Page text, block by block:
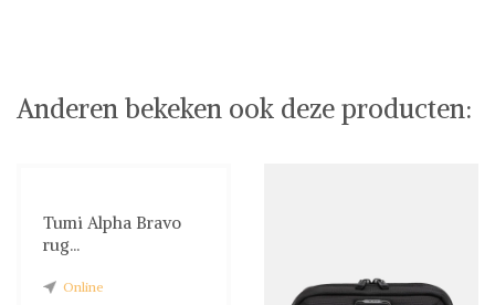
Anderen bekeken ook deze producten:
Tumi Alpha Bravo
rug...
Online